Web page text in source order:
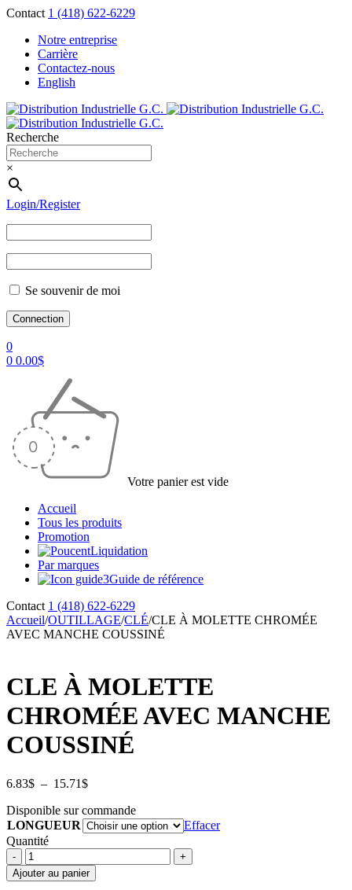
Contact 1 (418) 622-6229
Notre entreprise
Carrière
Contactez-nous
English
Recherche
×
Login/Register
Se souvenir de moi
0
0 0.00$
Votre panier est vide
Accueil
Tous les produits
Promotion
Liquidation
Par marques
Guide de référence
Contact 1 (418) 622-6229
Accueil/OUTILLAGE/CLÉ/CLE À MOLETTE CHROMÉE
AVEC MANCHE COUSSINÉ
CLE À MOLETTE
CHROMÉE AVEC MANCHE
COUSSINÉ
6.83$ – 15.71$Plage
prix :
6.83$
15.71$
Disponible sur commande
LONGUEUR
Effacer
Quantité
CLE
À
MOLETTE
Ajouter au panier